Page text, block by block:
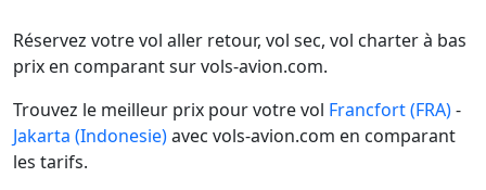
Réservez votre vol aller retour, vol sec, vol charter à bas
prix en comparant sur vols-avion.com.
Trouvez le meilleur prix pour votre vol Francfort (FRA)-
Jakarta (Indonesie)avec vols-avion.com en comparant
les tarifs.